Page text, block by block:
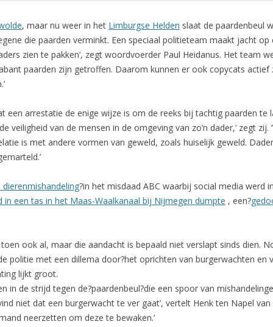
, maar nu weer in het Limburgse Helden slaat de paardenbeul
die paarden verminkt. Een speciaal politieteam maakt jacht op
zien te pakken’, zegt woordvoerder Paul Heidanus. Het team
paarden zijn getroffen. Daarom kunnen er ook copycats actief
een arrestatie de enige wijze is om de reeks bij tachtig paarden te
van de mensen in de omgeving van zo’n dader,’ zegt zij.
is met andere vormen van geweld, zoals huiselijk geweld.
?in het misdaad ABC waarbij social media werd
in een tas in het Maas-Waalkanaal bij Nijmegen dumpte , een?
ook al, maar die aandacht is bepaald niet verslapt sinds dien.
politie met een dillema door?het oprichten van burgerwachten en
lijkt groot.
in de strijd tegen de?paardenbeul?die een spoor van
niet dat een burgerwacht te ver gaat’, vertelt Henk ten Napel van
neerzetten om deze te bewaken.’